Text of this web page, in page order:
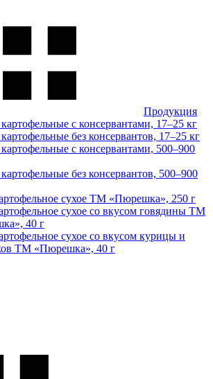
Продукция
с консервантами, 17–25 кг
без консервантов, 17–25 кг
с консервантами, 500–900
без консервантов, 500–900
сухое ТМ «Пюрешка», 250 г
сухое со вкусом говядины ТМ
40 г
сухое со вкусом курицы и
ТМ «Пюрешка», 40 г